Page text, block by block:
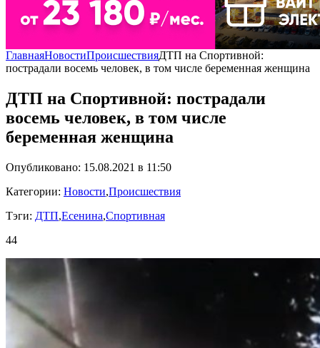
ГлавнаяНовостиПроисшествияДТП на Спортивной:
пострадали восемь человек, в том числе беременная женщина
ДТП на Спортивной: пострадали
восемь человек, в том числе
беременная женщина
Опубликовано: 15.08.2021 в 11:50
Категории: Новости,Происшествия
Тэги: ДТП,Есенина,Спортивная
44